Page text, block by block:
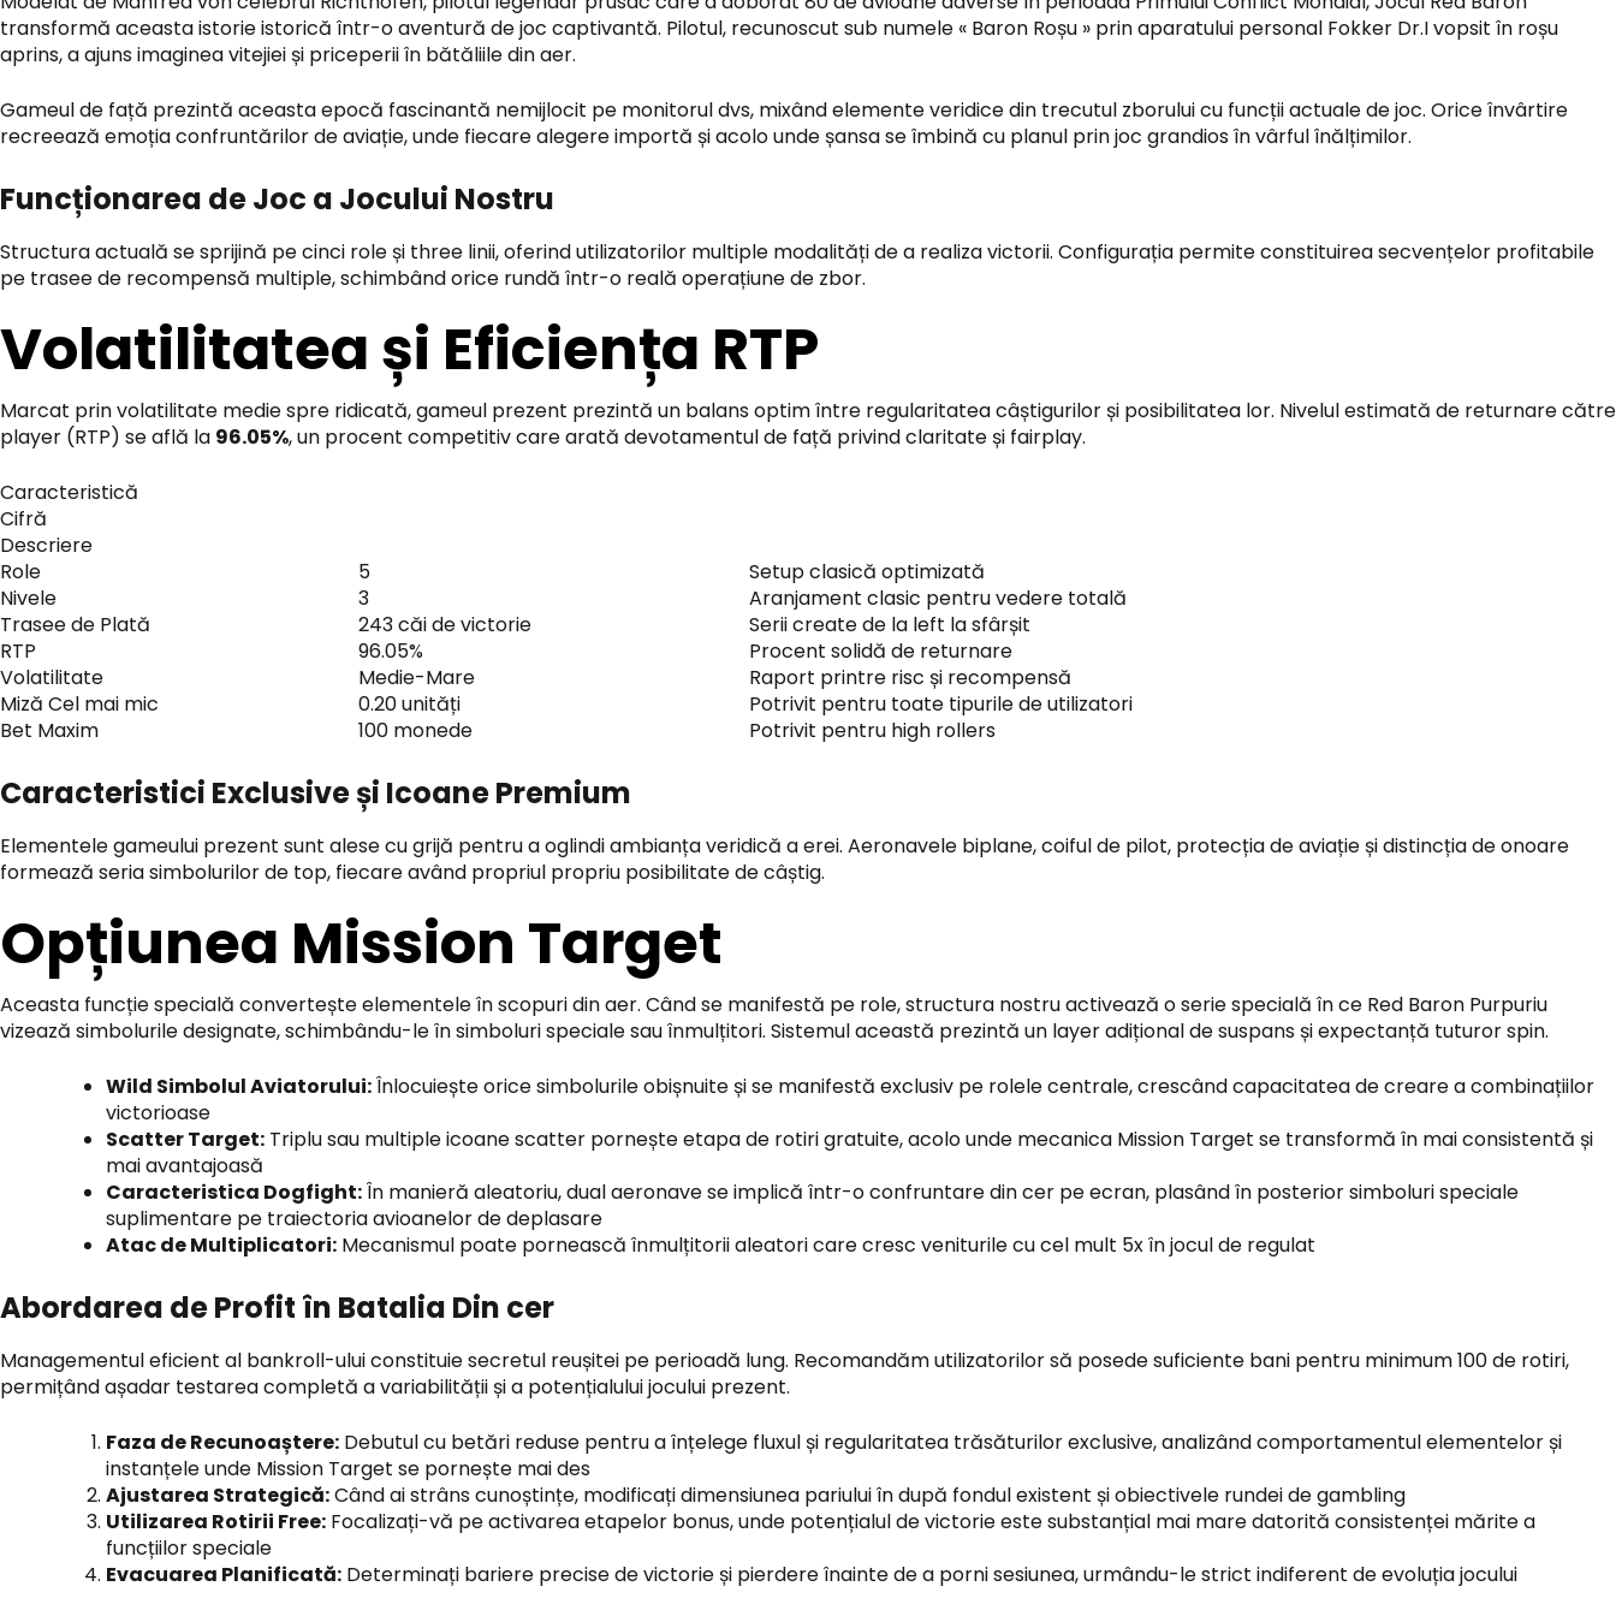
transformă aceasta istorie istorică într-o aventură de joc captivantă. Pilotul, recunoscut sub numele « Baron Roșu » prin aparatului personal Fokker Dr.I vopsit în roșu
aprins, a ajuns imaginea vitejiei și priceperii în bătăliile din aer.
Gameul de față prezintă aceasta epocă fascinantă nemijlocit pe monitorul dvs, mixând elemente veridice din trecutul zborului cu funcții actuale de joc. Orice învârtire
recreează emoția confruntărilor de aviație, unde fiecare alegere importă și acolo unde șansa se îmbină cu planul prin joc grandios în vârful înălțimilor.
Funcționarea de Joc a Jocului Nostru
Structura actuală se sprijină pe cinci role și three linii, oferind utilizatorilor multiple modalități de a realiza victorii. Configurația permite constituirea secvențelor profitabile
pe trasee de recompensă multiple, schimbând orice rundă într-o reală operațiune de zbor.
Volatilitatea și Eficiența RTP
Marcat prin volatilitate medie spre ridicată, gameul prezent prezintă un balans optim între regularitatea câștigurilor și posibilitatea lor. Nivelul estimată de returnare către
player (RTP) se află la 96.05%, un procent competitiv care arată devotamentul de față privind claritate și fairplay.
Caracteristică
Cifră
Descriere
Role
5
Setup clasică optimizată
Nivele
3
Aranjament clasic pentru vedere totală
Trasee de Plată
243 căi de victorie
Serii create de la left la sfârșit
RTP
96.05%
Procent solidă de returnare
Volatilitate
Medie-Mare
Raport printre risc și recompensă
Miză Cel mai mic
0.20 unități
Potrivit pentru toate tipurile de utilizatori
Bet Maxim
100 monede Potrivit pentru high rollers
Caracteristici Exclusive și Icoane Premium
Elementele gameului prezent sunt alese cu grijă pentru a oglindi ambianța veridică a erei. Aeronavele biplane, coiful de pilot, protecția de aviație și distincția de onoare
formează seria simbolurilor de top, fiecare având propriul propriu posibilitate de câștig.
Opțiunea Mission Target
Aceasta funcție specială convertește elementele în scopuri din aer. Când se manifestă pe role, structura nostru activează o serie specială în ce Red Baron Purpuriu
vizează simbolurile designate, schimbându-le în simboluri speciale sau înmulțitori. Sistemul această prezintă un layer adițional de suspans și expectanță tuturor spin.
Wild Simbolul Aviatorului:Înlocuiește orice simbolurile obișnuite și se manifestă exclusiv pe rolele centrale, crescând capacitatea de creare a combinațiilor
victorioase
Scatter Target: Triplu sau multiple icoane scatter pornește etapa de rotiri gratuite, acolo unde mecanica Mission Target se transformă în mai consistentă și
mai avantajoasă
Caracteristica Dogfight:În manieră aleatoriu, dual aeronave se implică într-o confruntare din cer pe ecran, plasând în posterior simboluri speciale
suplimentare pe traiectoria avioanelor de deplasare
Atac de Multiplicatori: Mecanismul poate pornească înmulțitorii aleatori care cresc veniturile cu cel mult 5x în jocul de regulat
Abordarea de Profit în Batalia Din cer
Managementul eficient al bankroll-ului constituie secretul reușitei pe perioadă lung. Recomandăm utilizatorilor să posede suficiente bani pentru minimum 100 de rotiri,
permițând așadar testarea completă a variabilității și a potențialului jocului prezent.
Faza de Recunoaștere: Debutul cu betări reduse pentru a înțelege fluxul și regularitatea trăsăturilor exclusive, analizând comportamentul elementelor și
instanțele unde Mission Target se pornește mai des
Ajustarea Strategică:Când ai strâns cunoștințe, modificați dimensiunea pariului în după fondul existent și obiectivele rundei de gambling
Utilizarea Rotirii Free: Focalizați-vă pe activarea etapelor bonus, unde potențialul de victorie este substanțial mai mare datorită consistenței mărite a
funcțiilor speciale
Evacuarea Planificată: Determinați bariere precise de victorie și pierdere înainte de a porni sesiunea, urmându-le strict indiferent de evoluția jocului